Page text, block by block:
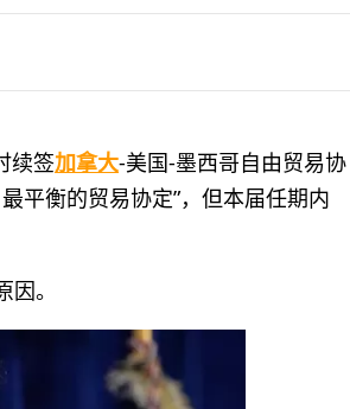
续签加拿大-美国-墨西哥自由贸易协
平衡的贸易协定”，但本届任期内
。